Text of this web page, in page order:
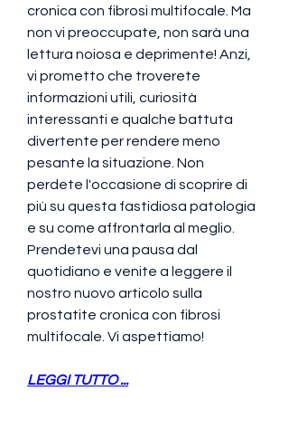
cronica con fibrosi multifocale. Ma
non vi preoccupate, non sarà una
lettura noiosa e deprimente! Anzi,
vi prometto che troverete
informazioni utili, curiosità
interessanti e qualche battuta
divertente per rendere meno
pesante la situazione. Non
perdete l'occasione di scoprire di
più su questa fastidiosa patologia
e su come affrontarla al meglio.
Prendetevi una pausa dal
quotidiano e venite a leggere il
nostro nuovo articolo sulla
prostatite cronica con fibrosi
multifocale. Vi aspettiamo!
LEGGI TUTTO ...